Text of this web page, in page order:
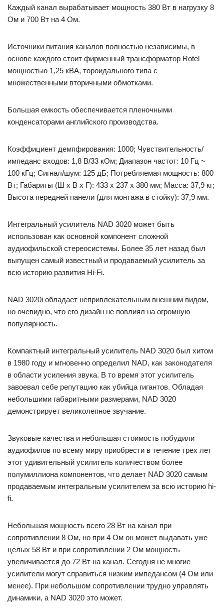
Каждый канал вырабатывает мощность 380 Вт в нагрузку 8
Ом и 700 Вт на 4 Ом.
Источники питания каналов полностью независимы, в
основе каждого стоит фирменный трансформатор Rotel
мощностью 1,25 кВА, тороидального типа с
множественными вторичными обмотками.
Большая емкость обеспечивается пленочными
конденсаторами английского производства.
Коэффициент демпфирования: 1000; Чувствительность/
импеданс входов: 1,8 В/33 кОм; Диапазон частот: 10 Гц ~
100 кГц; Сигнал/шум: 125 дБ; Потребляемая мощность: 800
Вт; Габариты (Ш х В х Г): 433 х 237 х 380 мм; Масса: 37,9 кг;
Высота передней панели (для монтажа в стойку): 37,9 мм.
Интегральный усилитель NAD 3020 может быть
использован как основной компонент сложной
аудиофильской стереосистемы. Более 35 лет назад был
выпущен самый известный и продаваемый усилитель за
всю историю развития Hi-Fi.
NAD 3020i обладает непривлекательным внешним видом,
но очевидно, что его дизайн не повлиял на огромную
популярность.
Компактный интегральный усилитель NAD 3020 был хитом
в 1980 году и мгновенно определил NAD, как законодателя
в области усиления звука. В то время этот усилитель
завоевал себе репутацию как убийца гигантов. Обладая
небольшими габаритными размерами, NAD 3020
демонстрирует великолепное звучание.
Звуковые качества и небольшая стоимость побудили
аудиофилов по всему миру приобрести в течение трех лет
этот удивительный усилитель количеством более
полумиллиона компонентов, что делает NAD 3020 самым
продаваемым интегральным усилителем за всю историю hi-
fi.
Небольшая мощность всего 28 Вт на канал при
сопротивлении 8 Ом, но при 4 Ом он может выдавать уже
целых 58 Вт и при сопротивлении 2 Ом мощность
увеличивается до 72 Вт на канал. Сегодня не многие
усилители могут справиться низким импедансом (4 Ом или
менее). При небольшом сопротивлении трудно управлять
динамики, а NAD 3020 это может.